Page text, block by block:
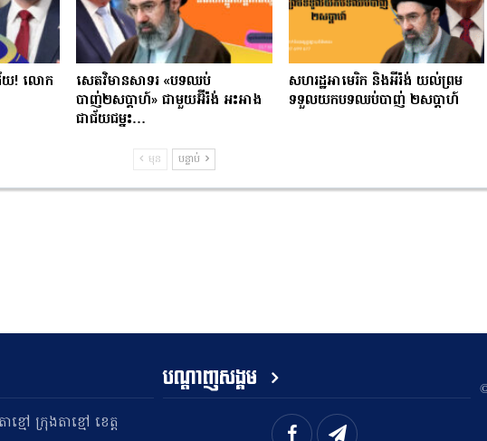
ជ័យ! លោក
សេតវិមានសាទរ «បទឈប់
បាញ់២សប្ដាហ៍» ជាមួយអ៊ីរ៉ង់ អះអាង
ជាជ័យជម្នះ…
សហរដ្ឋអាមេរិក និងអីរ៉ង់ យល់ព្រម
ទទួលយកបទឈប់បាញ់ ២សប្ដាហ៍
មុន បន្ទាប់
មៅ ក្រុងតាខ្មៅ ខេត្ត
បណ្តាញសង្គម